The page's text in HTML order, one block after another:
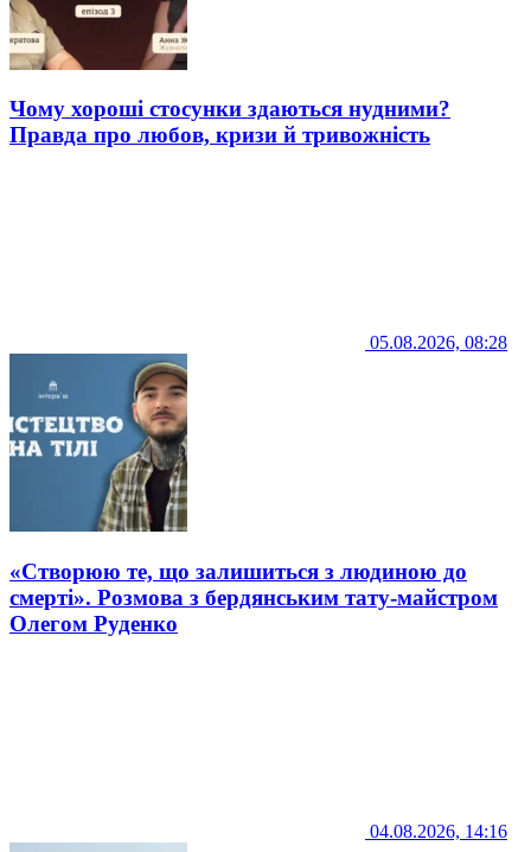
Чому хороші стосунки здаються нудними?
Правда про любов, кризи й тривожність
05.08.2026, 08:28
«Створюю те, що залишиться з людиною до
смерті». Розмова з бердянським тату-майстром
Олегом Руденко
04.08.2026, 14:16